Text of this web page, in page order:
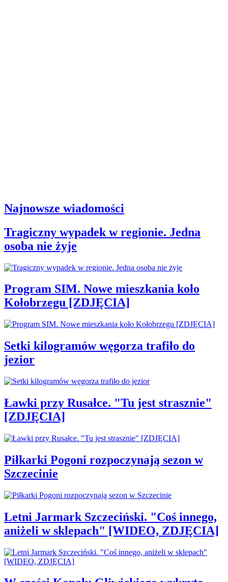
Najnowsze wiadomości
Tragiczny wypadek w regionie. Jedna
osoba nie żyje
Program SIM. Nowe mieszkania koło
Kołobrzegu [ZDJĘCIA]
Setki kilogramów węgorza trafiło do
jezior
Ławki przy Rusałce. "Tu jest strasznie"
[ZDJĘCIA]
Piłkarki Pogoni rozpoczynają sezon w
Szczecinie
Letni Jarmark Szczeciński. "Coś innego,
aniżeli w sklepach" [WIDEO, ZDJĘCIA]